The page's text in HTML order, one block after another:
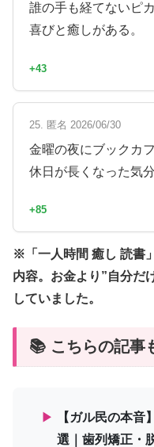
誰の手も経てないピ
喜びと癒しがある。
+43
25. 匿名 2026/06/30
金曜の夜にブックカ
休日が長くなった気分
+85
※「一人時間 癒し 読書
内容。お金より”自分だ
していました。
📚 こちらの記事
▶
【ガル民の本音
選｜歯列矯正・